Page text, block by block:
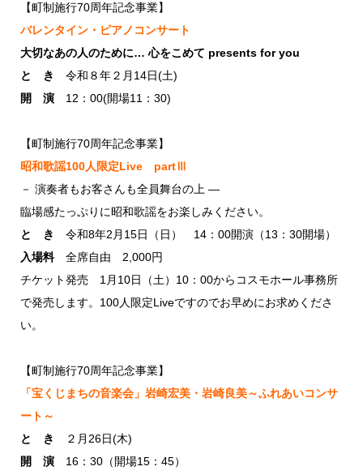
【町制施行70周年記念事業】
バレンタイン・ピアノコンサート
大切なあの人のために… 心をこめて presents for you
と き
令和８年２月14日(土)
開 演 12：00(開場11：30)
【町制施行70周年記念事業】
昭和歌謡100人限定Live partⅢ
－ 演奏者もお客さんも全員舞台の上 ―
臨場感たっぷりに昭和歌謡をお楽しみください。
と き
令和8年2月15日（日） 14：00開演（13：30開場）
入場料全席自由 2,000円
チケット発売 1月10日（土）10：00からコスモホール事務所
で発売します。100人限定Liveですのでお早めにお求めくださ
い。
【町制施行70周年記念事業】
「宝くじまちの音楽会」岩崎宏美・岩崎良美～ふれあいコンサ
ート～
と き
２月26日(木)
開 演 16：30（開場15：45）